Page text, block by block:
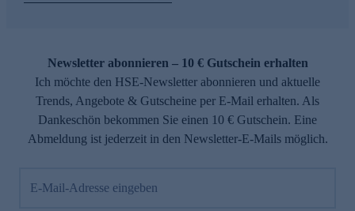
Newsletter abonnieren – 10 € Gutschein erhalten
Ich möchte den HSE-Newsletter abonnieren und aktuelle
Trends, Angebote & Gutscheine per E-Mail erhalten. Als
Dankeschön bekommen Sie einen 10 € Gutschein. Eine
Abmeldung ist jederzeit in den Newsletter-E-Mails möglich.
E-Mail-Adresse eingeben